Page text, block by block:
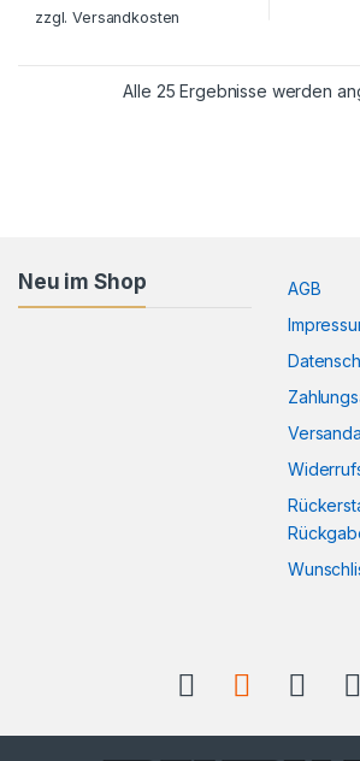
zzgl.Versandkosten
Alle 25 Ergebnisse werden
Neu im Shop
AGB